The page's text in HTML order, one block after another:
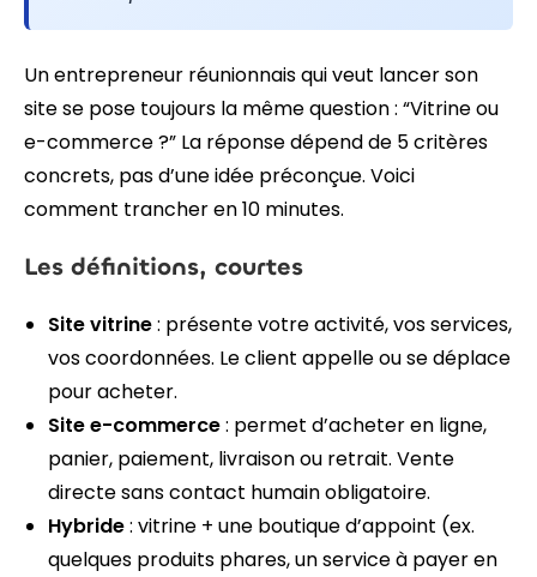
Un entrepreneur réunionnais qui veut lancer son
site se pose toujours la même question : “Vitrine ou
e-commerce ?” La réponse dépend de 5 critères
concrets, pas d’une idée préconçue. Voici
comment trancher en 10 minutes.
Les définitions, courtes
Site vitrine: présente votre activité, vos services,
vos coordonnées. Le client appelle ou se déplace
pour acheter.
Site e-commerce: permet d’acheter en ligne,
panier, paiement, livraison ou retrait. Vente
directe sans contact humain obligatoire.
Hybride: vitrine + une boutique d’appoint (ex.
quelques produits phares, un service à payer en